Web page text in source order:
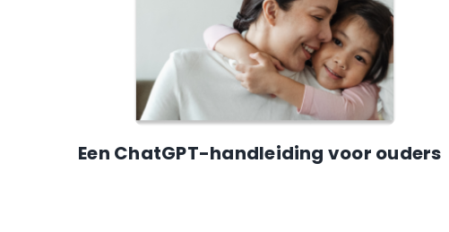
Een ChatGPT-handleiding voor ouders